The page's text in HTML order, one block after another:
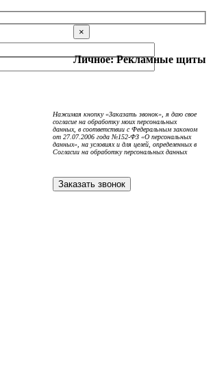
Нажимая кнопку «Заказать звонок», я даю свое
согласие на обработку моих персональных
данных, в соответствии с Федеральным законом
от 27.07.2006 года №152-ФЗ «О персональных
данных», на условиях и для целей, определенных в
Согласии на обработку персональных данных
×
Личное: Рекламные щиты